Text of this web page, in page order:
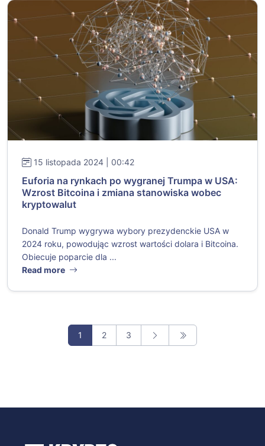
15 listopada 2024 | 00:42
Euforia na rynkach po wygranej Trumpa w USA:
Wzrost Bitcoina i zmiana stanowiska wobec
kryptowalut
Donald Trump wygrywa wybory prezydenckie USA w
2024 roku, powodując wzrost wartości dolara i Bitcoina.
Obiecuje poparcie dla ...
Read more
1 2 3